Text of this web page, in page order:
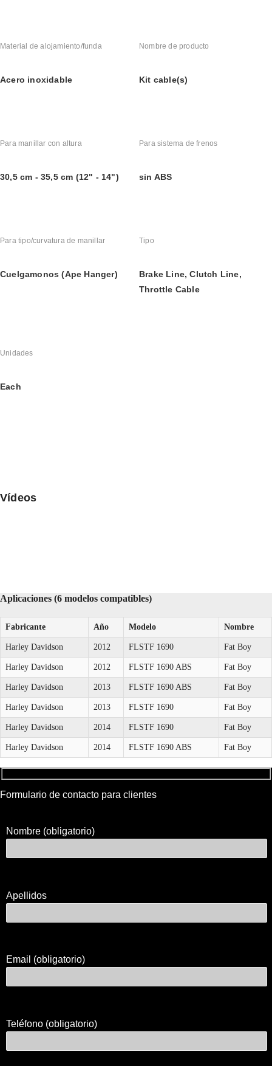
Material de alojamiento/funda
Acero inoxidable
Nombre de producto
Kit cable(s)
Para manillar con altura
30,5 cm - 35,5 cm (12" - 14")
Para sistema de frenos
sin ABS
Para tipo/curvatura de manillar
Cuelgamonos (Ape Hanger)
Tipo
Brake Line, Clutch Line,
Throttle Cable
Unidades
Each
Vídeos
Aplicaciones (6 modelos compatibles)
Fabricante Año Modelo Nombre
Harley Davidson 2012 FLSTF 1690 Fat Boy
Harley Davidson 2012 FLSTF 1690 ABS Fat Boy
Harley Davidson 2013 FLSTF 1690 ABS Fat Boy
Harley Davidson 2013 FLSTF 1690 Fat Boy
Harley Davidson 2014 FLSTF 1690 Fat Boy
Harley Davidson 2014 FLSTF 1690 ABS Fat Boy
Formulario de contacto para clientes
Nombre (obligatorio)
Apellidos
Email (obligatorio)
Teléfono (obligatorio)